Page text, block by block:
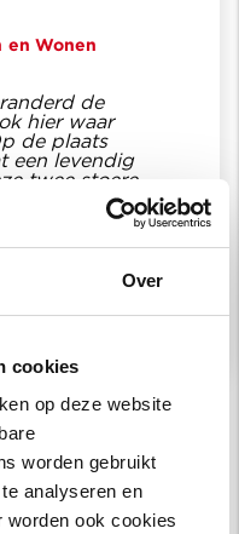
Over
cookies
op deze website
worden gebruikt
analyseren en
worden ook cookies
en Wonen
de
hier waar
de plaats
een levendig
twee stoere
gewoond
meer